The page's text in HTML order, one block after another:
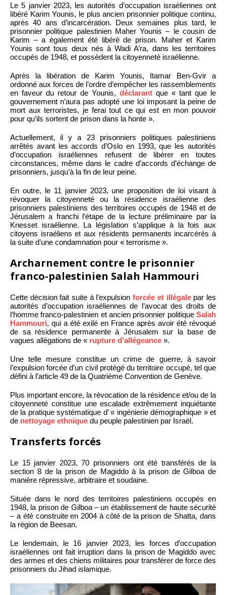
Le 5 janvier 2023, les autorités d’occupation israéliennes ont
libéré Karim Younis, le plus ancien prisonnier politique continu,
après 40 ans d’incarcération. Deux semaines plus tard, le
prisonnier politique palestinien Maher Younis – le cousin de
Karim – a également été libéré de prison. Maher et Karim
Younis sont tous deux nés à Wadi A’ra, dans les territoires
occupés de 1948, et possèdent la citoyenneté israélienne.
Après la libération de Karim Younis, Itamar Ben-Gvir a
ordonné aux forces de l’ordre d’empêcher les rassemblements
en faveur du retour de Younis, déclarant que « tant que le
gouvernement n’aura pas adopté une loi imposant la peine de
mort aux terroristes, je ferai tout ce qui est en mon pouvoir
pour qu’ils sortent de prison dans la honte ».
Actuellement, il y a 23 prisonniers politiques palestiniens
arrêtés avant les accords d’Oslo en 1993, que les autorités
d’occupation israéliennes refusent de libérer en toutes
circonstances, même dans le cadre d’accords d’échange de
prisonniers, jusqu’à la fin de leur peine.
En outre, le 11 janvier 2023, une proposition de loi visant à
révoquer la citoyenneté ou la résidence israélienne des
prisonniers palestiniens des territoires occupés de 1948 et de
Jérusalem a franchi l’étape de la lecture préliminaire par la
Knesset israélienne. La législation s’applique à la fois aux
citoyens israéliens et aux résidents permanents incarcérés à
la suite d’une condamnation pour « terrorisme ».
Archarnement contre le prisonnier
franco-palestinien Salah Hammouri
Cette décision fait suite à l’expulsionforcée et illégalepar les
autorités d’occupation israéliennes de l’avocat des droits de
l’homme franco-palestinien et ancien prisonnier politique Salah
Hammouri, qui a été exilé en France après avoir été révoqué
de sa résidence permanente à Jérusalem sur la base de
vagues allégations de « rupture d’allégeance ».
Une telle mesure constitue un crime de guerre, à savoir
l’expulsion forcée d’un civil protégé du territoire occupé, tel que
défini à l’article 49 de la Quatrième Convention de Genève.
Plus important encore, la révocation de la résidence et/ou de la
citoyenneté constitue une escalade extrêmement inquiétante
de la pratique systématique d’ « ingénierie démographique » et
de nettoyage ethnique du peuple palestinien par Israël.
Transferts forcés
Le 15 janvier 2023, 70 prisonniers ont été transférés de la
section 8 de la prison de Magiddo à la prison de Gilboa de
manière répressive, arbitraire et soudaine.
Située dans le nord des territoires palestiniens occupés en
1948, la prison de Gilboa – un établissement de haute sécurité
– a été construite en 2004 à côté de la prison de Shatta, dans
la région de Beesan.
Le lendemain, le 16 janvier 2023, les forces d’occupation
israéliennes ont fait irruption dans la prison de Magiddo avec
des armes et des chiens militaires pour transférer de force des
prisonniers du Jihad islamique.